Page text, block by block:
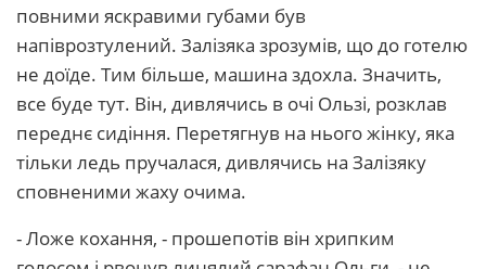
повними яскравими губами був
напіврозтулений. Залізяка зрозумів, що до готелю
не доїде. Тим більше, машина здохла. Значить,
все буде тут. Він, дивлячись в очі Ользі, розклав
переднє сидіння. Перетягнув на нього жінку, яка
тільки ледь пручалася, дивлячись на Залізяку
сповненими жаху очима.
- Ложе кохання, - прошепотів він хрипким